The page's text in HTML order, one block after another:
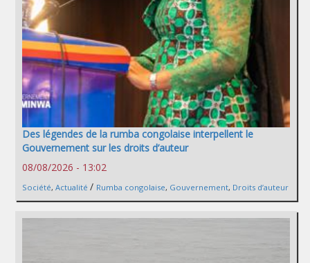
Des légendes de la rumba congolaise interpellent le
Gouvernement sur les droits d’auteur
08/08/2026 - 13:02
Société, Actualité / Rumba congolaise, Gouvernement, Droits d’auteur